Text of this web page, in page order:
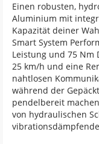
Einen robusten,
Aluminium mit
Kapazität deiner
Smart System
Leistung und 75
25 km/h und eine
nahtlosen
während der
pendelbereit
von hydraulischen